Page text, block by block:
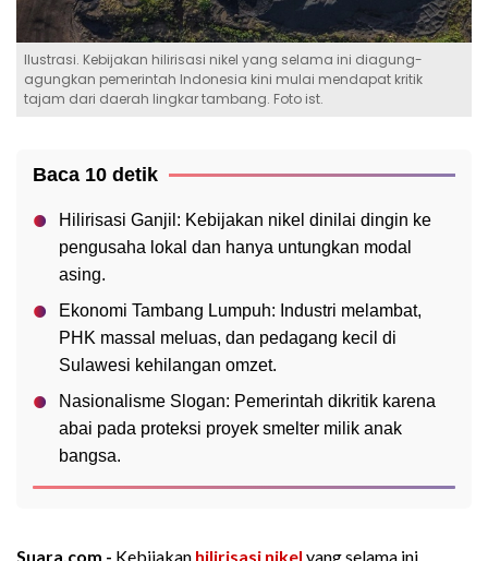
Ilustrasi. Kebijakan hilirisasi nikel yang selama ini diagung-
agungkan pemerintah Indonesia kini mulai mendapat kritik
tajam dari daerah lingkar tambang. Foto ist.
Baca 10 detik
Hilirisasi Ganjil: Kebijakan nikel dinilai dingin ke
pengusaha lokal dan hanya untungkan modal
asing.
Ekonomi Tambang Lumpuh: Industri melambat,
PHK massal meluas, dan pedagang kecil di
Sulawesi kehilangan omzet.
Nasionalisme Slogan: Pemerintah dikritik karena
abai pada proteksi proyek smelter milik anak
bangsa.
Suara.com - Kebijakan hilirisasi nikel yang selama ini